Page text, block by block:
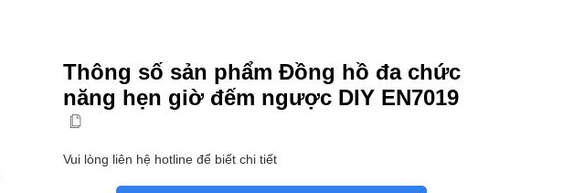
Thông số sản phẩm Đồng hồ đa chức
năng hẹn giờ đếm ngược DIY EN7019
Vui lòng liên hệ hotline để biết chi tiết